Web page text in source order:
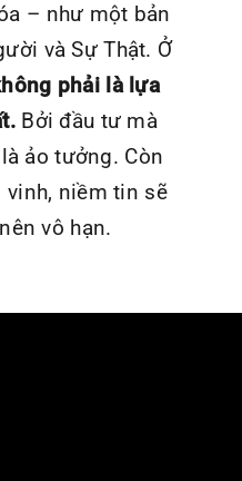
– như một bản
và Sự Thật. Ở
phải là lựa
Bởi đầu tư mà
ảo tưởng. Còn
niềm tin sẽ
vô hạn.